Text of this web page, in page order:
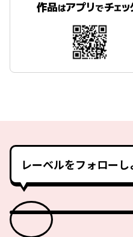
レーベルをフォローし